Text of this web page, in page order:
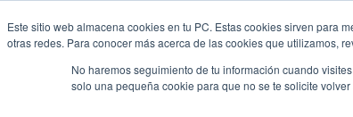
Este sitio web almacena cookies en tu PC. Estas cookies sirven para
otras redes. Para conocer más acerca de las cookies que utilizamos,
No haremos seguimiento de tu información cuando
solo una pequeña cookie para que no se te solicite